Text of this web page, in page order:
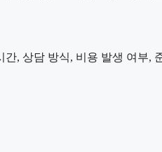
, 상담 방식, 비용 발생 여부,